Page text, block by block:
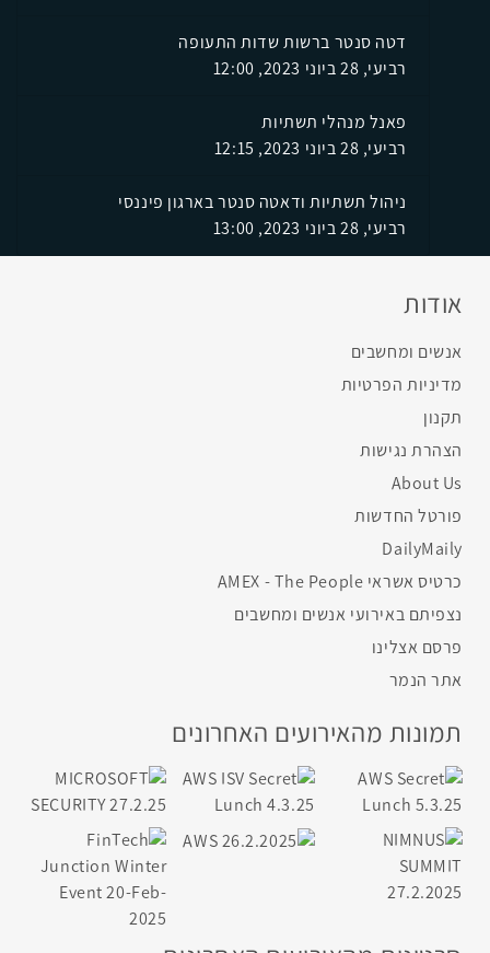
דטה סנטר ברשות שדות התעופה
רביעי, 28 ביוני 2023, 12:00
פאנל מנהלי תשתיות
רביעי, 28 ביוני 2023, 12:15
ניהול תשתיות ודאטה סנטר בארגון פיננסי
רביעי, 28 ביוני 2023, 13:00
אודות
אנשים ומחשבים
מדיניות הפרטיות
תקנון
הצהרת נגישות
About Us
פורטל החדשות
DailyMaily
כרטיס אשראי AMEX - The People
נצפיתם באירועי אנשים ומחשבים
פרסם אצלינו
אתר הנמר
תמונות מהאירועים האחרונים